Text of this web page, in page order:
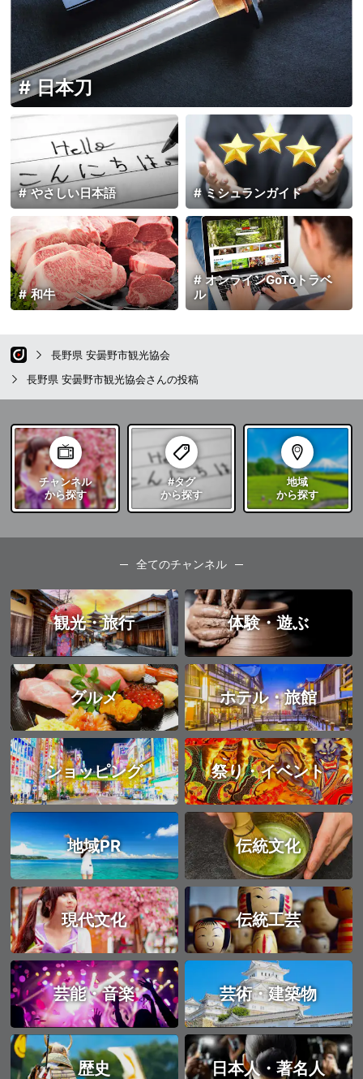
日本刀
ミシュランガイド
やさしい日本語
オンラインGoToトラベ
ル
和牛
長野県 安曇野市観光協会
長野県 安曇野市観光協会さんの投稿
チャンネル
から探す
#タグ
から探す
地域
から探す
全てのチャンネル
観光・旅行 体験・遊ぶ
グルメ ホテル・旅館
ショッピング 祭り・イベント
地域PR 伝統文化
現代文化 伝統工芸
芸能・音楽 芸術・建築物
歴史 日本人・著名人